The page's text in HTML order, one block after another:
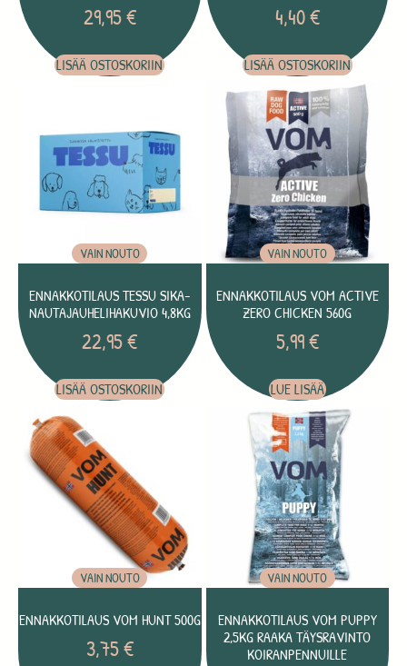
29,95€
LISÄÄ OSTOSKORIIN
4,40€
LISÄÄ OSTOSKORIIN
VAIN NOUTO
ENNAKKOTILAUS TESSU SIKA-
NAUTAJAUHELIHAKUVIO 4,8KG
22,95€
LISÄÄ OSTOSKORIIN
VAIN NOUTO
ENNAKKOTILAUS VOM ACTIVE
ZERO CHICKEN 560G
5,99€
LUE LISÄÄ
VAIN NOUTO
ENNAKKOTILAUS VOM HUNT 500G
3,75€
VAIN NOUTO
ENNAKKOTILAUS VOM PUPPY
2,5KG RAAKA TÄYSRAVINTO
KOIRANPENNUILLE